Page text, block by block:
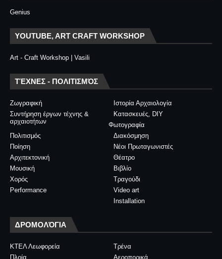
Genius
YOUTUBE, ART CRAFT WORKSHOP
Art - Craft Workshop | Vasili
ΤΈΧΝΕΣ - ΠΟΛΙΤΙΣΜΌΣ
Ζωγραφική
Ιστορία Αρχαιολογία
Συντήρηση έργων τέχνης &
αρχαιοτήτων
Κατασκευές, DIY
Φωτογραφία
Διακόσμηση
Πολιτισμός
Νέοι Πρωταγωνιστές
Ποίηση
Θέατρο
Αρχιτεκτονική
Βιβλίο
Μουσική
Τραγούδι
Χορός
Video art
Performance
Installation
ΔΡΟΜΟΛΌΓΙΑ
ΚΤΕΛ Λεωφορεία
Τρένα
Πλοία
Αεροπορικά